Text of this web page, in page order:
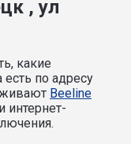
, ул
какие
по адресу
Beeline
интернет-